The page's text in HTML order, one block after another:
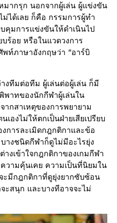
ากรุก นอกจากผู้เล่น ผู้แข่งขัน
ได้เลย ก็คือ กรรมการผู้ทำ
คุมการแข่งขันให้ดำเนินไป
บร้อย หรือในแวดวงการ
ท์ภาษาอังกฤษว่า “อาร์บิ
งทีมต่อทีม ผู้เล่นต่อผู้เล่น ก็มี
พาทของนักกีฬาผู้เล่นใน
ากสาเหตุของการพยายาม
องไม่ให้ตกเป็นฝ่ายเสียเปรียบ
การละเมิดกฎกติกาและข้อ
างชนิดกีฬาก็ดูไม่มีอะไรยุ่ง
งเข้าใจกฎกติกาของเกมกีฬา
วามคุ้นเคย ความเป็นที่นิยมใน
ะมีกฎกติกาที่ดูยุ่งยากซับซ้อน
ะสนุก และบางทีอาจจะไม่